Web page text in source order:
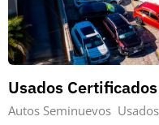
Usados
Autos Seminuevos